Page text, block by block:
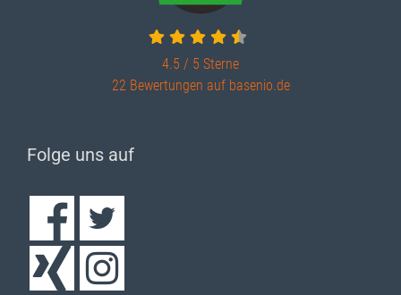
4.5 / 5 Sterne
22 Bewertungen auf basenio.de
Folge uns auf